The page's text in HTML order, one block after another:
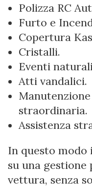
Polizza RC
Furto e
Copertura
Cristalli.
Eventi
Atti vandalici.
straordinaria.
Assistenza
In questo
su una gestione
vettura, senza